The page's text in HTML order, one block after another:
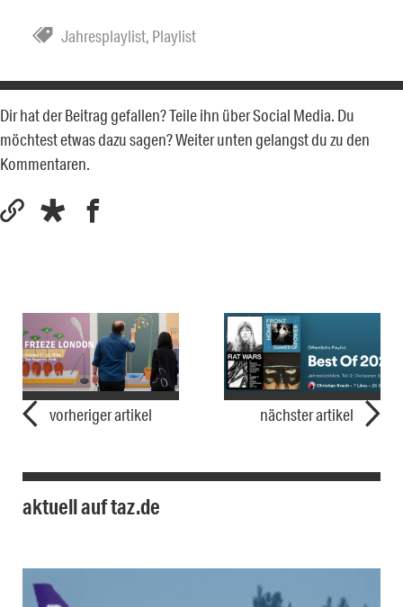
Jahresplaylist, Playlist
Dir hat der Beitrag gefallen? Teile ihn über Social Media. Du
möchtest etwas dazu sagen? Weiter unten gelangst du zu den
Kommentaren.
vorheriger artikel nächster artikel
aktuell auf taz.de